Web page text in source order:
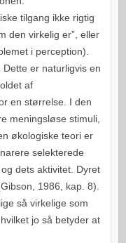
tilgang ikke rigtig
den virkelig er”, eller
i perception).
er naturligvis en
af
en størrelse. I den
meningsløse stimuli,
økologiske teori er
selekterede
dets aktivitet. Dyret
1986, kap. 8).
så virkelige som
jo så betyder at